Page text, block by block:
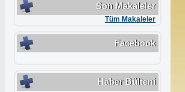
Son Makaleler
Tüm Makaleler
Facebook
Haber Bülteni